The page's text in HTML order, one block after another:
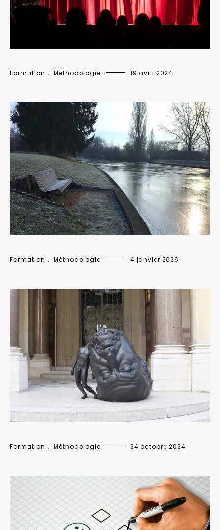
Formation , Méthodologie 19 avril 2024
Formation , Méthodologie 4 janvier 2026
Formation , Méthodologie 24 octobre 2024